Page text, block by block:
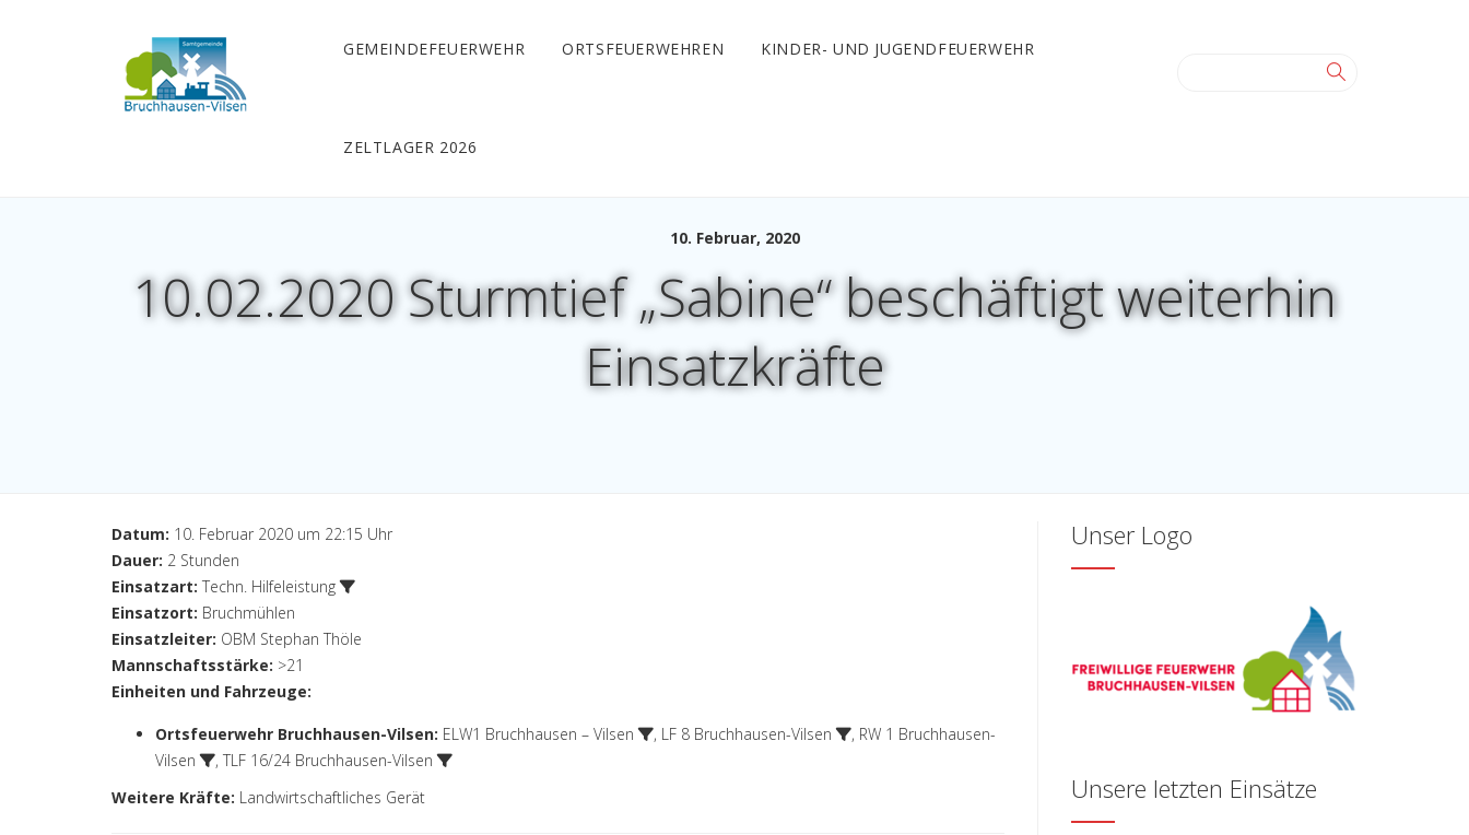
GEMEINDEFEUERWEHR ORTSFEUERWEHREN KINDER- UND JUGENDFEUERWEHR
ZELTLAGER 2026
10. Februar, 2020
10.02.2020 Sturmtief „Sabine“ beschäftigt weiterhin
Einsatzkräfte
Datum: 10. Februar 2020 um 22:15 Uhr
Dauer: 2 Stunden
Einsatzart: Techn. Hilfeleistung
Einsatzort: Bruchmühlen
Einsatzleiter: OBM Stephan Thöle
Mannschaftsstärke: >21
Einheiten und Fahrzeuge:
Ortsfeuerwehr Bruchhausen-Vilsen: ELW1 Bruchhausen – Vilsen , LF 8 Bruchhausen-Vilsen , RW 1 Bruchhausen-
Vilsen
, TLF 16/24 Bruchhausen-Vilsen
Weitere Kräfte: Landwirtschaftliches Gerät
Unser Logo
Unsere letzten Einsätze